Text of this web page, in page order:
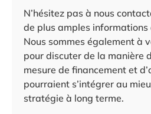
N’hésitez pas à nous
de plus amples informations
Nous sommes également à
pour discuter de la manière
mesure de financement et
pourraient s’intégrer au
stratégie à long terme.